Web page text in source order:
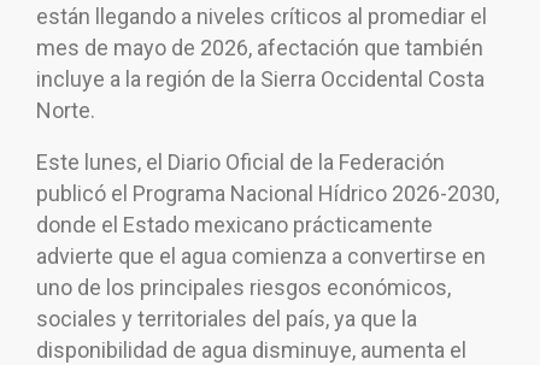
están llegando a niveles críticos al promediar el
mes de mayo de 2026, afectación que también
incluye a la región de la Sierra Occidental Costa
Norte.
Este lunes, el Diario Oficial de la Federación
publicó el Programa Nacional Hídrico 2026-2030,
donde el Estado mexicano prácticamente
advierte que el agua comienza a convertirse en
uno de los principales riesgos económicos,
sociales y territoriales del país, ya que la
disponibilidad de agua disminuye, aumenta el